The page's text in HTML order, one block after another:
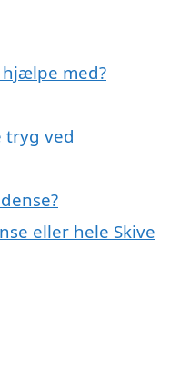
med?
tryg ved
eller hele Skive